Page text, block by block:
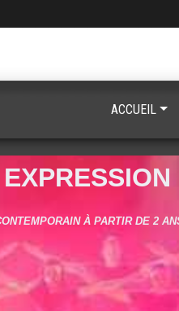
À PARTIR DE 2
ACCUEIL